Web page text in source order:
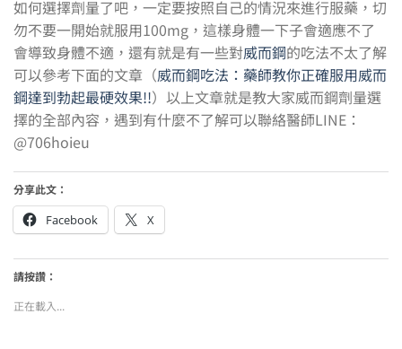
如何選擇劑量了吧，一定要按照自己的情況來進行服藥，切
勿不要一開始就服用100mg，這樣身體一下子會適應不了
會導致身體不適，還有就是有一些對威而鋼的吃法不太了解
可以參考下面的文章（威而鋼吃法：藥師教你正確服用威而
鋼達到勃起最硬效果!!）以上文章就是教大家威而鋼劑量選
擇的全部內容，遇到有什麼不了解可以聯絡醫師LINE：
@706hoieu
分享此文：
Facebook X
請按讚：
正在載入...